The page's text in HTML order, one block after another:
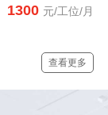
1300 元/工位/月
查看更多